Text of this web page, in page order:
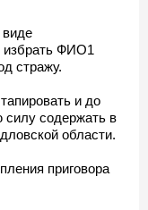
виде
избрать ФИО1
стражу.
и до
силу содержать в
области.
приговора